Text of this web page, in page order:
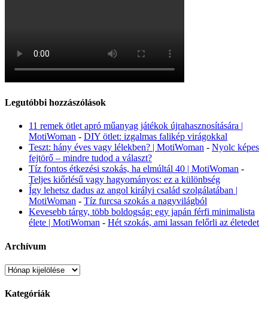
Legutóbbi hozzászólások
11 remek ötlet apró műanyag játékok újrahasznosítására |
MotiWoman - DIY ötlet: izgalmas falikép virágokkal
Teszt: hány éves vagy lélekben? | MotiWoman - Nyolc képes
fejtörő – mindre tudod a választ?
Tíz fontos étkezési szokás, ha elmúltál 40 | MotiWoman -
Teljes kiőrlésű vagy hagyományos: ez a különbség
Így lehetsz dadus az angol királyi család szolgálatában |
MotiWoman - Tíz furcsa szokás a nagyvilágból
Kevesebb tárgy, több boldogság: egy japán férfi minimalista
élete | MotiWoman - Hét szokás, ami lassan felőrli az életedet
Archívum
Archívum
Kategóriák